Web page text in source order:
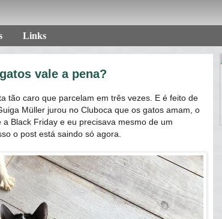
Links
vale a pena?
tão caro que parcelam em três vezes. E é feito de
Müller jurou no Cluboca que os gatos amam, o
Black Friday e eu precisava mesmo de um
o post está saindo só agora.